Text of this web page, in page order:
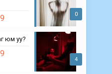
0
4
юм уу?